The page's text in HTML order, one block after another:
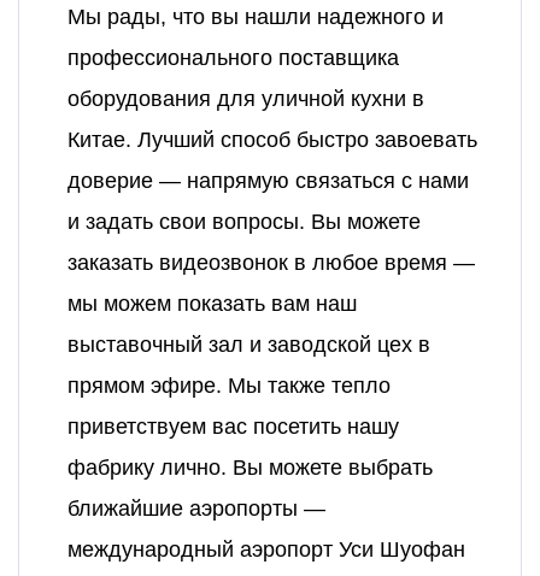
Мы рады, что вы нашли надежного и
профессионального поставщика
оборудования для уличной кухни в
Китае. Лучший способ быстро завоевать
доверие — напрямую связаться с нами
и задать свои вопросы. Вы можете
заказать видеозвонок в любое время —
мы можем показать вам наш
выставочный зал и заводской цех в
прямом эфире. Мы также тепло
приветствуем вас посетить нашу
фабрику лично. Вы можете выбрать
ближайшие аэропорты —
международный аэропорт Уси Шуофан